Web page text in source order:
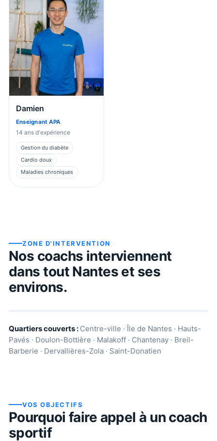
Damien
Enseignant APA
14 ans d'expérience
Gestion du diabète
Cardio doux
Maladies chroniques
ZONE D'INTERVENTION
Nos coachs interviennent
dans tout Nantes et ses
environs.
Quartiers couverts : Centre-ville · Île de Nantes · Hauts-
Pavés · Doulon-Bottière · Malakoff · Chantenay · Breil-
Barberie · Dervallières-Zola · Saint-Donatien
VOS OBJECTIFS
Pourquoi faire appel à un coach
sportif